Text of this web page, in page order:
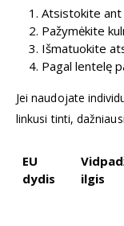
Atsistokite ant
Pažymėkite
Išmatuokite
Pagal lentelę
Jei naudojate
linkusi tinti,
EU
dydis
ilgis